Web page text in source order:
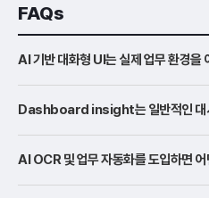
FAQs
AI 기반 대화형 UI는 실제 업무 환경을
Dashboard insight는 일반적인 대
AI OCR 및 업무 자동화를 도입하면